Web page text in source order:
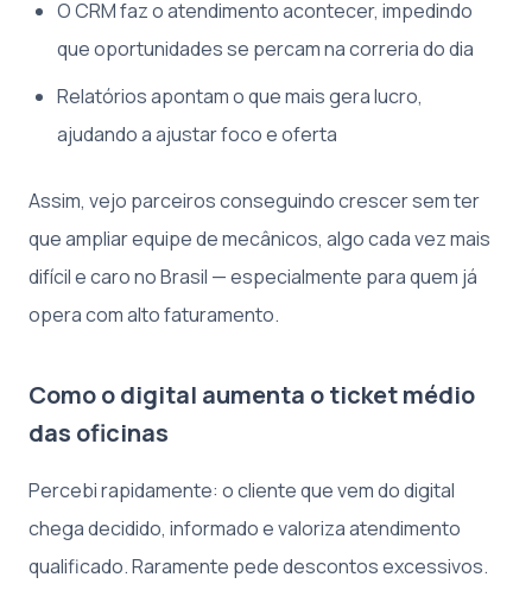
O CRM faz o atendimento acontecer, impedindo
que oportunidades se percam na correria do dia
Relatórios apontam o que mais gera lucro,
ajudando a ajustar foco e oferta
Assim, vejo parceiros conseguindo crescer sem ter
que ampliar equipe de mecânicos, algo cada vez mais
difícil e caro no Brasil — especialmente para quem já
opera com alto faturamento.
Como o digital aumenta o ticket médio
das oficinas
Percebi rapidamente: o cliente que vem do digital
chega decidido, informado e valoriza atendimento
qualificado. Raramente pede descontos excessivos.